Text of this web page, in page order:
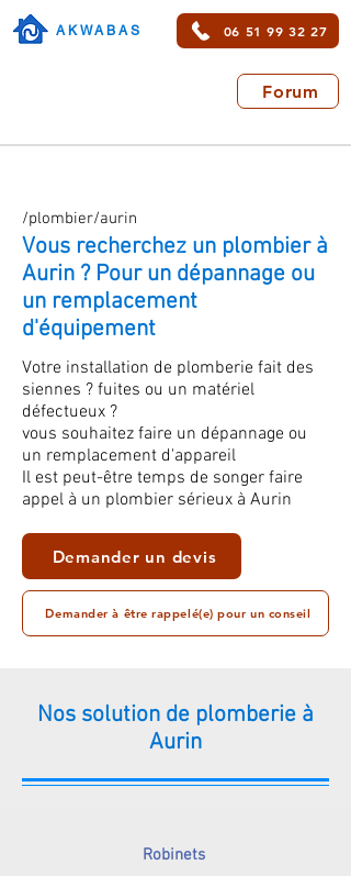
AKWABAS 06 51 99 32 27
Forum
/plombier/aurin
Vous recherchez un plombier à
Aurin ? Pour un dépannage ou
un remplacement
d'équipement
Votre installation de plomberie fait des
siennes ? fuites ou un matériel
défectueux ?
vous souhaitez faire un dépannage ou
un remplacement d'appareil
Il est peut-être temps de songer faire
appel à un plombier sérieux à Aurin
Demander un devis
Demander à être rappelé(e) pour un conseil
Nos solution de plomberie à
Aurin
Robinets